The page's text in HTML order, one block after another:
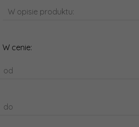
W opisie produktu:
W cenie:
od
do